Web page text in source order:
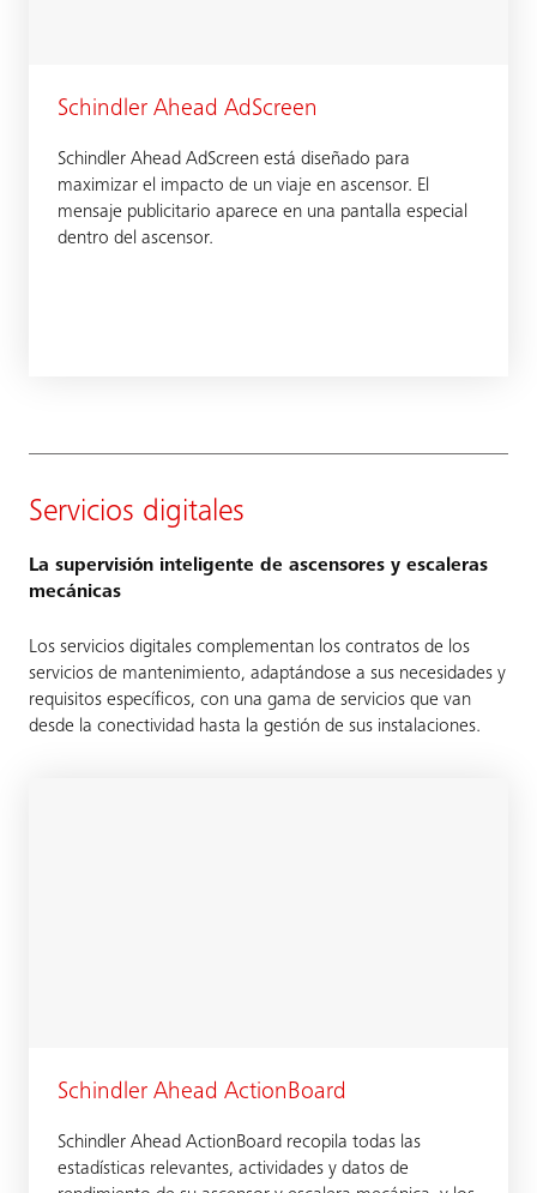
Schindler Ahead AdScreen
Schindler Ahead AdScreen está diseñado para
maximizar el impacto de un viaje en ascensor. El
mensaje publicitario aparece en una pantalla especial
dentro del ascensor.
Servicios digitales
La supervisión inteligente de ascensores y escaleras
mecánicas
Los servicios digitales complementan los contratos de los
servicios de mantenimiento, adaptándose a sus necesidades y
requisitos específicos, con una gama de servicios que van
desde la conectividad hasta la gestión de sus instalaciones.
Schindler Ahead ActionBoard
Schindler Ahead ActionBoard recopila todas las
estadísticas relevantes, actividades y datos de